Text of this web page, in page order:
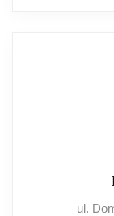
ul.